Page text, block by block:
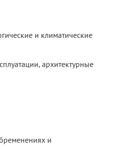
и климатические
архитектурные
и